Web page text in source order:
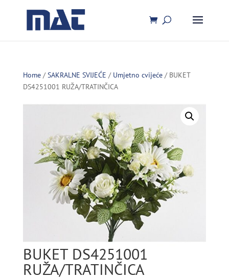
Home/SAKRALNE SVIJEĆE / Umjetno cvijeće/ BUKET
DS4251001 RUŽA/TRATINČICA
BUKET DS4251001
RUŽA/TRATINČICA